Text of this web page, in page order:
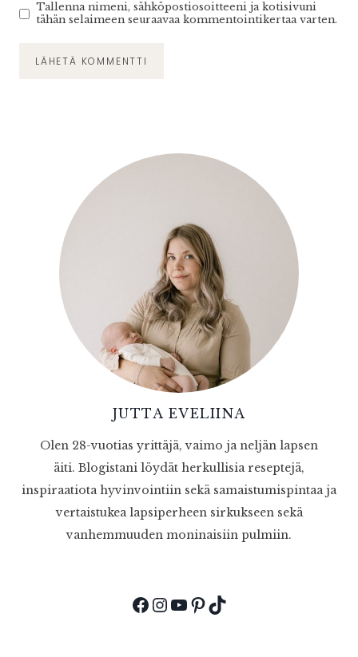
Tallenna nimeni, sähköpostiosoitteeni ja kotisivuni
tähän selaimeen seuraavaa kommentointikertaa varten.
JUTTA EVELIINA
Olen 28-vuotias yrittäjä, vaimo ja neljän lapsen
äiti. Blogistani löydät herkullisia reseptejä,
inspiraatiota hyvinvointiin sekä samaistumispintaa ja
vertaistukea lapsiperheen sirkukseen sekä
vanhemmuuden moninaisiin pulmiin.
Facebook
Instagram
YouTube
Pinterest
TikTok